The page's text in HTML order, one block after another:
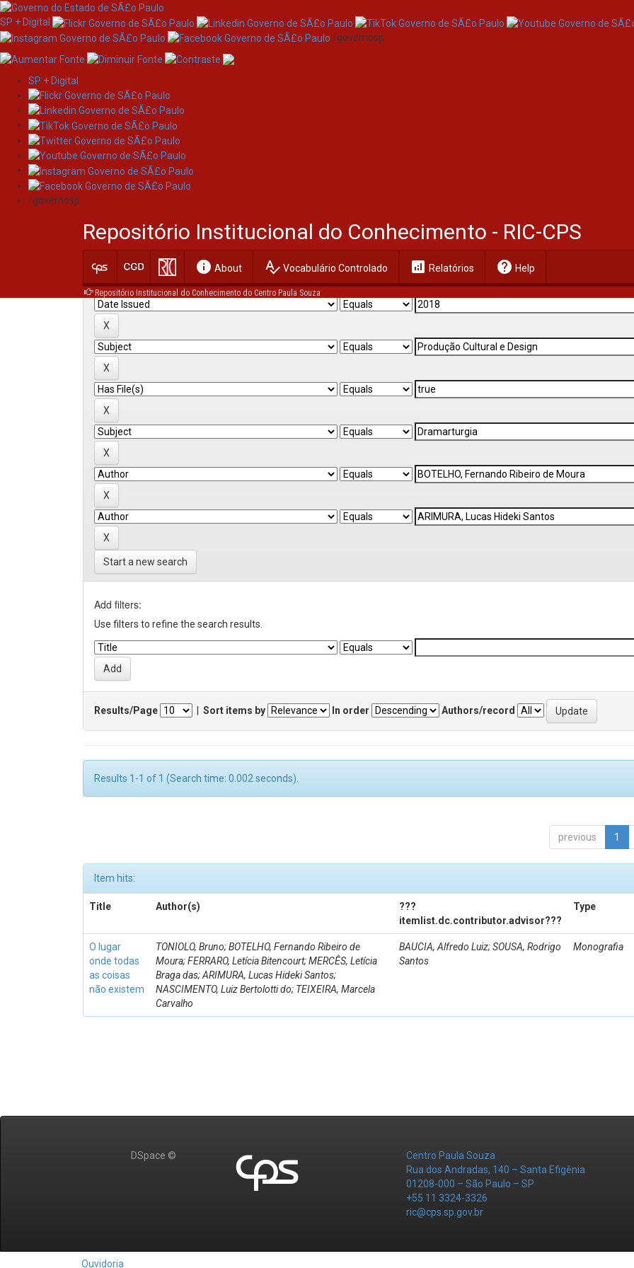
Skip
navigation
SP + Digital
/governosp
SP + Digital
/governosp
Repositório Institucional do Conhecimento - RIC-CPS
info About spellcheck Vocabulário Controlado analytics Relatórios help Help
Repositório Institucional do Conhecimento do Centro Paula Souza
Search
Current filters:
Start a new search
Add filters:
Use filters to refine the search results.
Results/Page Sort items by In order Authors/record
Results 1-1 of 1 (Search time: 0.002 seconds).
previous 1
Item hits:
Title Author(s)
???
itemlist.dc.contributor.advisor???
Type
O lugar
onde todas
as coisas
não existem
TONIOLO, Bruno; BOTELHO, Fernando Ribeiro de
Moura; FERRARO, Letícia Bitencourt; MERCÊS, Letícia
Braga das; ARIMURA, Lucas Hideki Santos;
NASCIMENTO, Luiz Bertolotti do; TEIXEIRA, Marcela
Carvalho
BAUCIA, Alfredo Luiz; SOUSA, Rodrigo
Santos
Monografia
DSpace ©
Centro Paula Souza
Rua dos Andradas, 140 – Santa Efigênia
01208-000 – São Paulo – SP
+55 11 3324-3326
ric@cps.sp.gov.br
Ouvidoria